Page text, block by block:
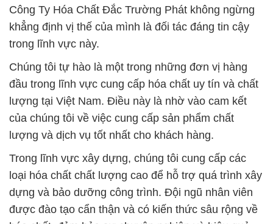
Công Ty Hóa Chất Đắc Trường Phát không ngừng
khẳng định vị thế của mình là đối tác đáng tin cậy
trong lĩnh vực này.
Chúng tôi tự hào là một trong những đơn vị hàng
đầu trong lĩnh vực cung cấp hóa chất uy tín và chất
lượng tại Việt Nam. Điều này là nhờ vào cam kết
của chúng tôi về việc cung cấp sản phẩm chất
lượng và dịch vụ tốt nhất cho khách hàng.
Trong lĩnh vực xây dựng, chúng tôi cung cấp các
loại hóa chất chất lượng cao để hỗ trợ quá trình xây
dựng và bảo dưỡng công trình. Đội ngũ nhân viên
được đào tạo cẩn thận và có kiến thức sâu rộng về